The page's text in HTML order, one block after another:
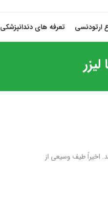
ارتودنسی تعرفه های دندانپزشکی
اخیراً طیف وسیعی از